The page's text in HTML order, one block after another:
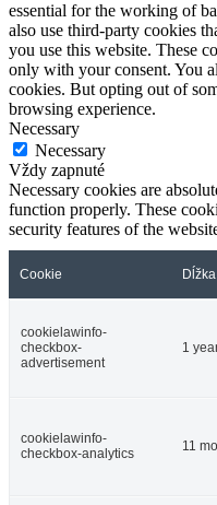
essential for the working of
also use third-party cookies
you use this website. These
only with your consent. You
cookies. But opting out of
browsing experience.
Necessary
Necessary
Vždy zapnuté
Necessary cookies are
function properly. These
security features of the
Cookie
cookielawinfo-
checkbox-
advertisement
1
cookielawinfo-
checkbox-analytics
11